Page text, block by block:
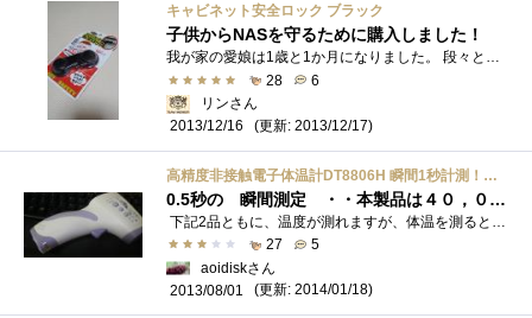
キャビネット安全ロック ブラック
子供からNASを守るために購入しました！
28
6
リンさん
2013/12/16
(更新: 2013/12/17)
高精度非接触電子体温計DT8806H 瞬間1秒計測！触れずに検温！高性能、高精度なのに簡単！【輸入品】【日本語説明書付き】
0.5秒の 瞬間測定 ・・本製品は４０，０００回の使用に耐えるように設計、想定されています
27
5
aoidiskさん
2013/08/01
(更新: 2014/01/18)